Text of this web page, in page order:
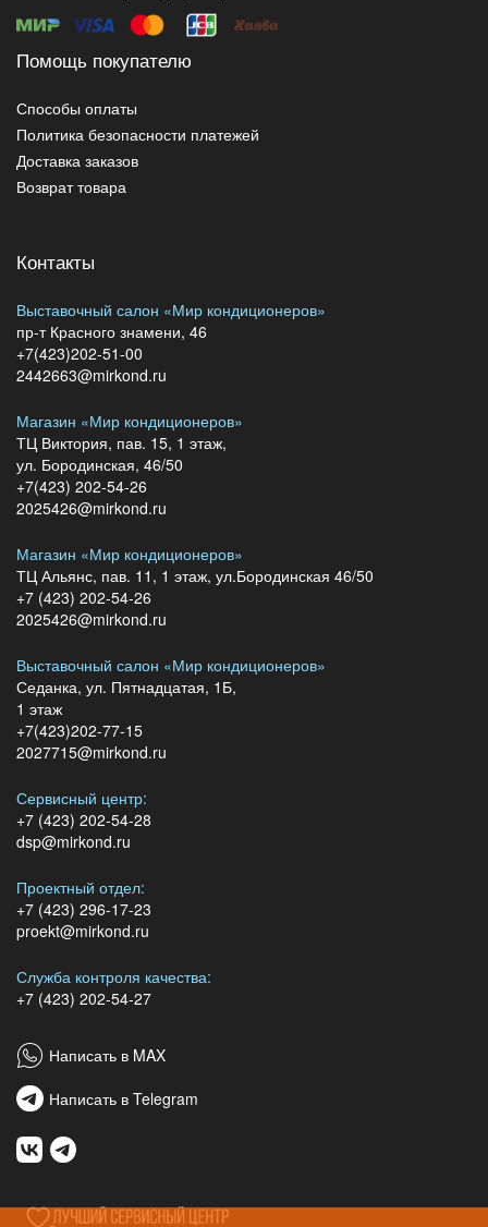
Помощь покупателю
Способы оплаты
Политика безопасности платежей
Доставка заказов
Возврат товара
Контакты
Выставочный салон «Мир кондиционеров»
пр-т Красного знамени, 46
+7(423)202-51-00
2442663@mirkond.ru
Магазин «Мир кондиционеров»
ТЦ Виктория, пав. 15, 1 этаж,
ул. Бородинская, 46/50
+7(423) 202-54-26
2025426@mirkond.ru
Магазин «Мир кондиционеров»
ТЦ Альянс, пав. 11, 1 этаж, ул.Бородинская 46/50
+7 (423) 202-54-26
2025426@mirkond.ru
Выставочный салон «Мир кондиционеров»
Седанка, ул. Пятнадцатая, 1Б,
1 этаж
+7(423)202-77-15
2027715@mirkond.ru
Сервисный центр:
+7 (423) 202-54-28
dsp@mirkond.ru
Проектный отдел:
+7 (423) 296-17-23
proekt@mirkond.ru
Служба контроля качества:
+7 (423) 202-54-27
Написать в MAX
Написать в Telegram